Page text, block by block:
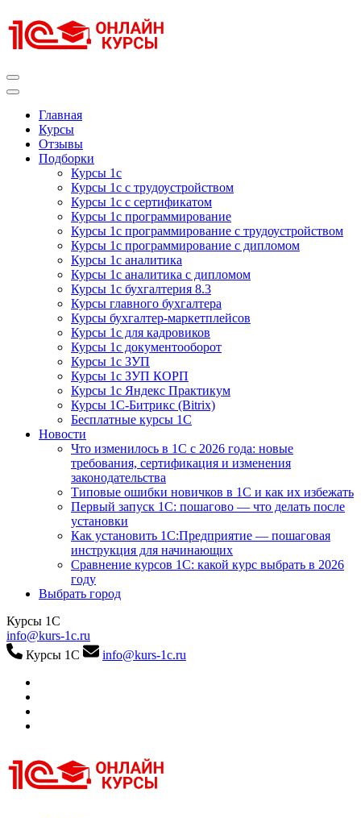
к
содержимому
Главная
Курсы
Отзывы
Подборки
Курсы 1с
Курсы 1с с трудоустройством
Курсы 1с с сертификатом
Курсы 1с программирование
Курсы 1с программирование с трудоустройством
Курсы 1с программирование с дипломом
Курсы 1с аналитика
Курсы 1с аналитика с дипломом
Курсы 1с бухгалтерия 8.3
Курсы главного бухгалтера
Курсы бухгалтер-маркетплейсов
Курсы 1с для кадровиков
Курсы 1с документооборот
Курсы 1с ЗУП
Курсы 1с ЗУП КОРП
Курсы 1с Яндекс Практикум
Курсы 1С-Битрикс (Bitrix)
Бесплатные курсы 1С
Новости
Что изменилось в 1С с 2026 года: новые
требования, сертификация и изменения
законодательства
Типовые ошибки новичков в 1С и как их избежать
Первый запуск 1С: пошагово — что делать после
установки
Как установить 1С:Предприятие — пошаговая
инструкция для начинающих
Сравнение курсов 1С: какой курс выбрать в 2026
году
Выбрать город
Курсы 1С
info@kurs-1c.ru
Курсы 1С
info@kurs-1c.ru